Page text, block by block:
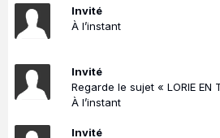
Invité
À l’instant
Invité
À l’instant
Invité